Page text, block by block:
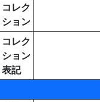
コレク
ション
コレク
ション
表記